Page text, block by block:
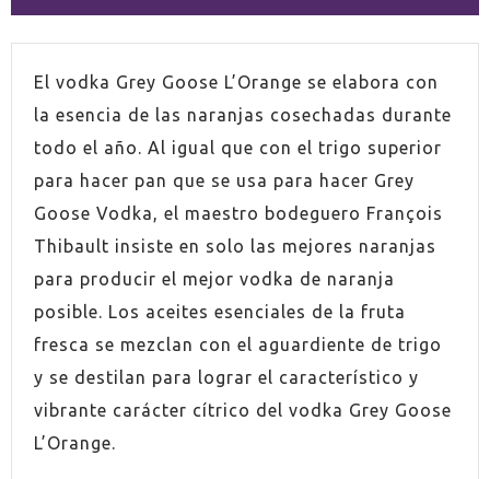
VOLUMEN 100cl
PAÍS Francia
GRADUACIÓN 40,0%
El vodka Grey Goose L’Orange se elabora con
la esencia de las naranjas cosechadas durante
todo el año. Al igual que con el trigo superior
para hacer pan que se usa para hacer Grey
Goose Vodka, el maestro bodeguero François
Thibault insiste en solo las mejores naranjas
para producir el mejor vodka de naranja
posible. Los aceites esenciales de la fruta
fresca se mezclan con el aguardiente de trigo
y se destilan para lograr el característico y
vibrante carácter cítrico del vodka Grey Goose
L’Orange.